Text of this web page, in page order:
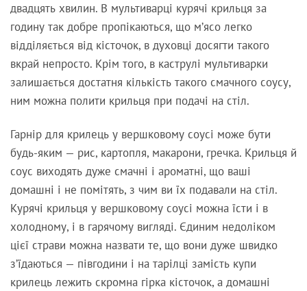
двадцять хвилин. В мультиварці курячі крильця за
годину так добре пропікаються, що м’ясо легко
відділяється від кісточок, в духовці досягти такого
вкрай непросто. Крім того, в каструлі мультиварки
залишається достатня кількість такого смачного соусу,
ним можна полити крильця при подачі на стіл.
Гарнір для крилець у вершковому соусі може бути
будь-яким — рис, картопля, макарони, гречка. Крильця й
соус виходять дуже смачні і ароматні, що ваші
домашні і не помітять, з чим ви їх подавали на стіл.
Курячі крильця у вершковому соусі можна їсти і в
холодному, і в гарячому вигляді. Єдиним недоліком
цієї страви можна назвати те, що вони дуже швидко
з’їдаються — півгодини і на тарілці замість купи
крилець лежить скромна гірка кісточок, а домашні